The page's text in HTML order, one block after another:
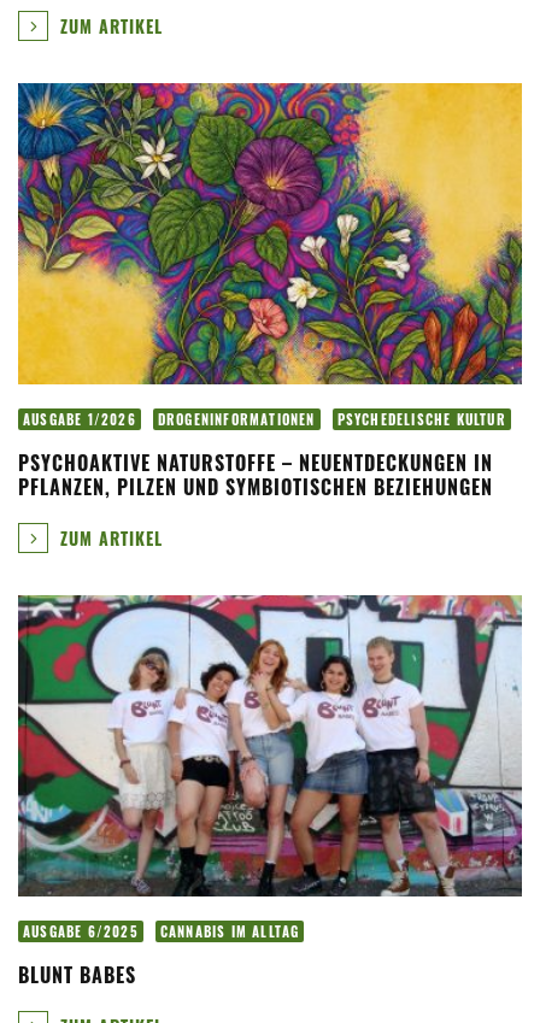
ZUM ARTIKEL
AUSGABE 1/2026 DROGENINFORMATIONEN PSYCHEDELISCHE KULTUR
PSYCHOAKTIVE NATURSTOFFE – NEUENTDECKUNGEN IN
PFLANZEN, PILZEN UND SYMBIOTISCHEN BEZIEHUNGEN
ZUM ARTIKEL
AUSGABE 6/2025 CANNABIS IM ALLTAG
BLUNT BABES